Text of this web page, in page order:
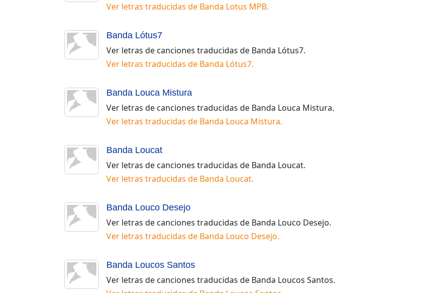
Ver letras traducidas de Banda Lotus MPB.
Banda Lótus7
Ver letras de canciones traducidas de Banda Lótus7.
Ver letras traducidas de Banda Lótus7.
Banda Louca Mistura
Ver letras de canciones traducidas de Banda Louca Mistura.
Ver letras traducidas de Banda Louca Mistura.
Banda Loucat
Ver letras de canciones traducidas de Banda Loucat.
Ver letras traducidas de Banda Loucat.
Banda Louco Desejo
Ver letras de canciones traducidas de Banda Louco Desejo.
Ver letras traducidas de Banda Louco Desejo.
Banda Loucos Santos
Ver letras de canciones traducidas de Banda Loucos Santos.